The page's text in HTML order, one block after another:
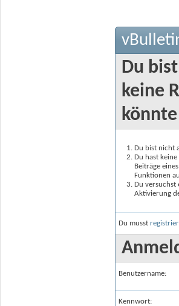
Du
keine
Du bist nicht
Du hast
Beiträge
Funktionen
Du versuchst
Aktivierung
Du musst
Benutzername:
Kennwort: